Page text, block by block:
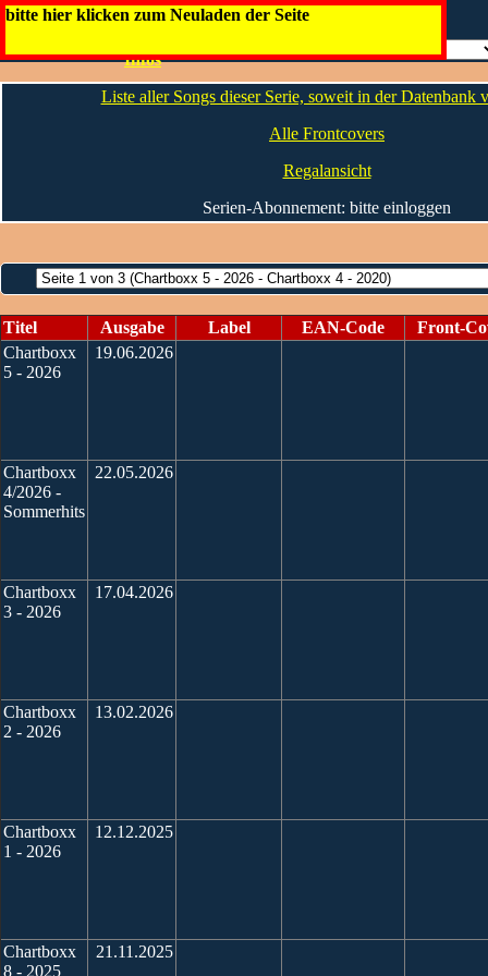
bitte hier klicken zum Neuladen der Seite
ChartBoxx / Top 13 Music / Top 20
Infos
Liste aller Songs dieser Serie, soweit in der Datenbank
Alle Frontcovers
Regalansicht
Serien-Abonnement: bitte einloggen
Titel Ausgabe Label EAN-Code
Front-
Chartboxx
5 - 2026
19.06.2026
Chartboxx
4/2026 -
Sommerhits
22.05.2026
Chartboxx
3 - 2026
17.04.2026
Chartboxx
2 - 2026
13.02.2026
Chartboxx
1 - 2026
12.12.2025
Chartboxx
8 - 2025
21.11.2025